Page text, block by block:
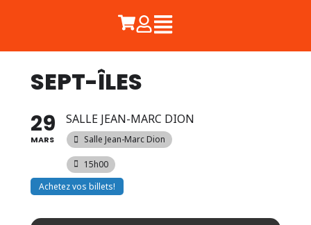
SEPT-ÎLES
29
MARS
SALLE JEAN-MARC DION
Salle Jean-Marc Dion
15h00
Achetez vos billets!